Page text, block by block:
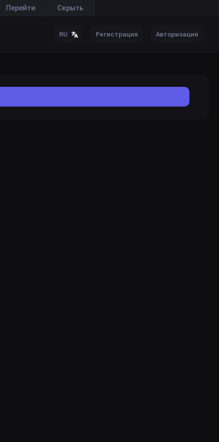
Перейти Скрыть
RU Регистрация Авторизация